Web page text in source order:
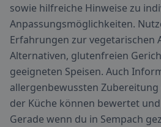
sowie hilfreiche Hinweise zu
Anpassungsmöglichkeiten.
Erfahrungen zur vegetarischen
Alternativen, glutenfreien
geeigneten Speisen. Auch
allergenbewussten
der Küche können bewertet
Gerade wenn du in Sempach